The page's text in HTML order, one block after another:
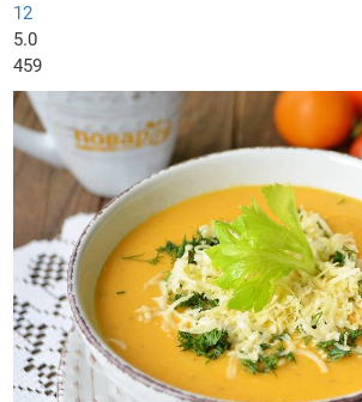
12
5.0
459